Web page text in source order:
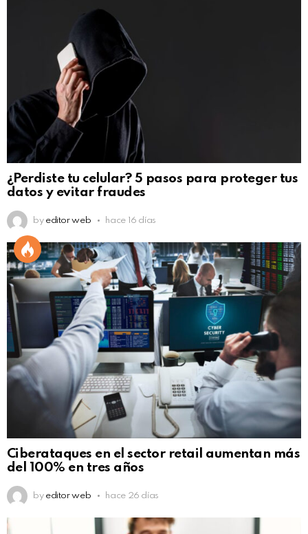
¿Perdiste tu celular? 5 pasos para proteger tus
datos y evitar fraudes
by editor web hace 16 días
Ciberataques en el sector retail aumentan más
del 100% en tres años
by editor web hace 26 días